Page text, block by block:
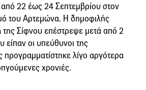
22 έως 24 Σεπτεμβρίου στον
του Αρτεμώνα. Η δημοφιλής
της Σίφνου επέστρεψε μετά από 2
είπαν οι υπεύθυνοι της
λίγο αργότερα
χρονιές.